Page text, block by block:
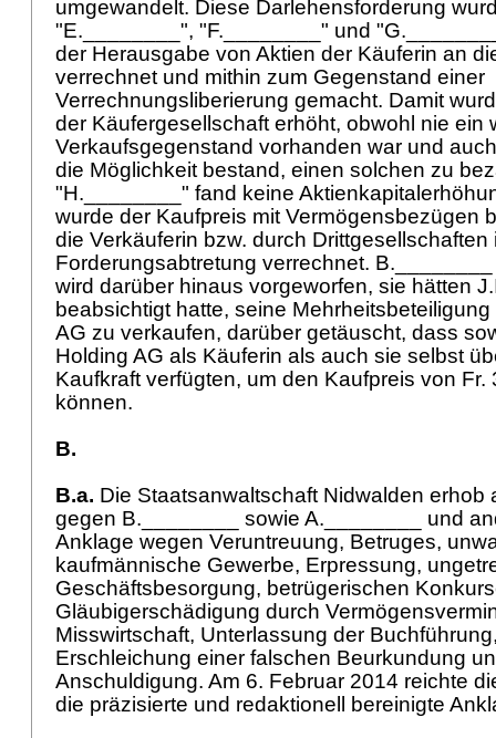
umgewandelt. Diese Darlehensforderung
"E.________", "F.________" und
der Herausgabe von Aktien der Käuferin an
verrechnet und mithin zum Gegenstand einer
Verrechnungsliberierung gemacht. Damit
der Käufergesellschaft erhöht, obwohl nie ein
Verkaufsgegenstand vorhanden war und
die Möglichkeit bestand, einen solchen zu
"H.________" fand keine
wurde der Kaufpreis mit Vermögensbezügen
die Verkäuferin bzw. durch Drittgesellschaften
Forderungsabtretung verrechnet.
wird darüber hinaus vorgeworfen, sie hätten
beabsichtigt hatte, seine
AG zu verkaufen, darüber getäuscht, dass
Holding AG als Käuferin als auch sie selbst
Kaufkraft verfügten, um den Kaufpreis von Fr.
können.
B.
B.a. Die Staatsanwaltschaft Nidwalden erhob
gegen B.________ sowie A.________ und
Anklage wegen Veruntreuung, Betruges,
kaufmännische Gewerbe, Erpressung,
Geschäftsbesorgung, betrügerischen
Gläubigerschädigung durch
Misswirtschaft, Unterlassung der
Erschleichung einer falschen Beurkundung
Anschuldigung. Am 6. Februar 2014 reichte
die präzisierte und redaktionell bereinigte